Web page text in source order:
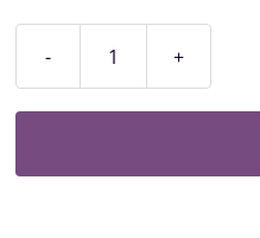
Fortschrittkurs